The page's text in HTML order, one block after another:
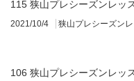
115 狭山プレシーズンレッ
2021/10/4 狭山プレシーズン
106 狭山プレシーズンレッ